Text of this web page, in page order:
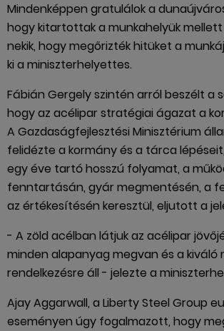
Mindenképpen gratulálok a
hogy kitartottak a munkahelyük mellett
nekik, hogy megőrizték hitüket a
ki a miniszterhelyettes.
Fábián Gergely szintén arról beszélt a
hogy az acélipar stratégiai ágazat a
A Gazdaságfejlesztési Minisztérium
felidézte a kormány és a tárca
egy éve tartó hosszú folyamat, a
fenntartásán, gyár megmentésén, a
az értékesítésén keresztül, eljutott a
- A zöld acélban látjuk az acélipar
minden alapanyag megvan és a kiváló
rendelkezésre áll - jelezte a
Ajay Aggarwall, a Liberty Steel Group
eseményen úgy fogalmazott, hogy